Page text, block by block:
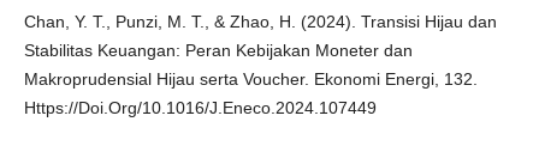
Chan, Y. T., Punzi, M. T., & Zhao, H. (2024). Transisi Hijau dan
Stabilitas Keuangan: Peran Kebijakan Moneter dan
Makroprudensial Hijau serta Voucher. Ekonomi Energi, 132.
Https://Doi.Org/10.1016/J.Eneco.2024.107449